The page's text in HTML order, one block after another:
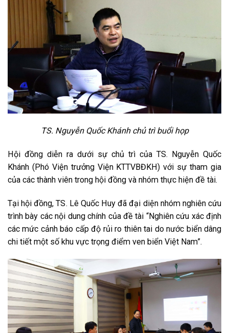
TS. Nguyễn Quốc Khánh chủ trì buổi họp
Hội đồng diễn ra dưới sự chủ trì của TS. Nguyễn Quốc
Khánh (Phó Viện trưởng Viện KTTVBĐKH) với sự tham gia
của các thành viên trong hội đồng và nhóm thực hiện đề tài.
Tại hội đồng, TS. Lê Quốc Huy đã đại diện nhóm nghiên cứu
trình bày các nội dung chính của đề tài “Nghiên cứu xác định
các mức cảnh báo cấp độ rủi ro thiên tai do nước biển dâng
chi tiết một số khu vực trọng điểm ven biển Việt Nam”.